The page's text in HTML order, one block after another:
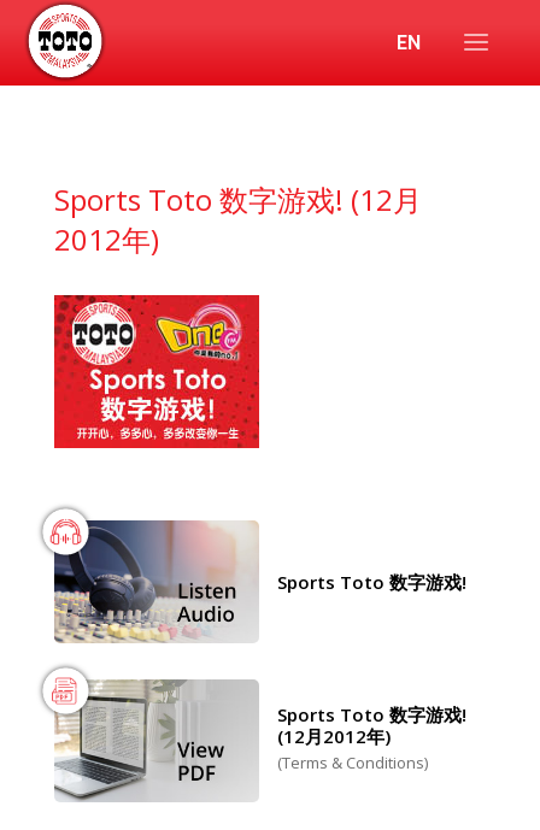
EN
Sports Toto 数字游戏! (12月
2012年)
Sports Toto 数字游戏!
Sports Toto 数字游戏!
(12月2012年)
(Terms & Conditions)